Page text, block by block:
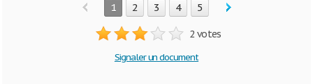
1 2 3 4 5
2 votes
Signaler un document